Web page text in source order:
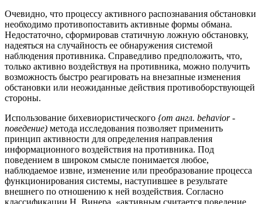
Очевидно, что процессу активного распознавания обстановки
необходимо противопоставить активные формы обмана.
Недостаточно, сформировав статичную ложную обстановку,
надеяться на случайность ее обнаружения системой
наблюдения противника. Справедливо предположить, что,
только активно воздействуя на противника, можно получить
возможность быстро реагировать на внезапные изменения
обстановки или неожиданные действия противоборствующей
стороны.
Использование бихевиористического {от англ. behavior -
поведение) метода исследования позволяет применить
принцип активности для определения направления
информационного воздействия на противника. Под
поведением в широком смысле понимается любое,
наблюдаемое извне, изменение или преобразование процесса
функционирования системы, наступившее в результате
внешнего по отношению к ней воздействия. Согласно
классификации Н. Винера, «активным считается поведение